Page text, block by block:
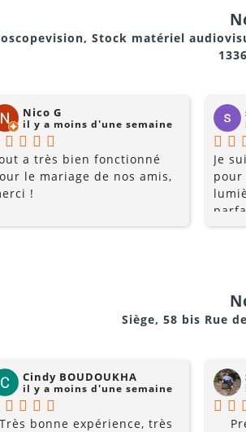
Stock matériel
Nico G
il y a moins d'une semaine
a très bien fonctionné
le mariage de nos amis,
!
Je
pour
Siège, 58 bis Rue
Cindy BOUDOUKHA
il y a moins d'une semaine
Très bonne expérience, très